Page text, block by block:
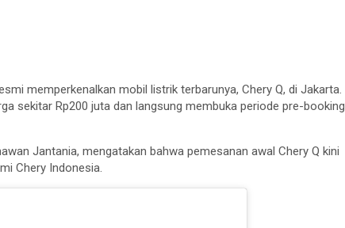
memperkenalkan mobil listrik terbarunya, Chery Q, di Jakarta.
sekitar Rp200 juta dan langsung membuka periode pre-booking
Jantania, mengatakan bahwa pemesanan awal Chery Q kini
Chery Indonesia.